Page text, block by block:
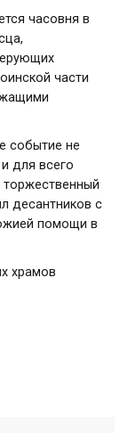
часовня в
части
событие не
для всего
десантников с
помощи в
храмов